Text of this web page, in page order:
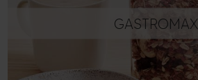
GASTROMAX